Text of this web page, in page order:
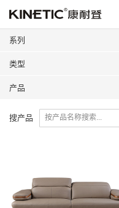
系列
类型
产品
搜产品